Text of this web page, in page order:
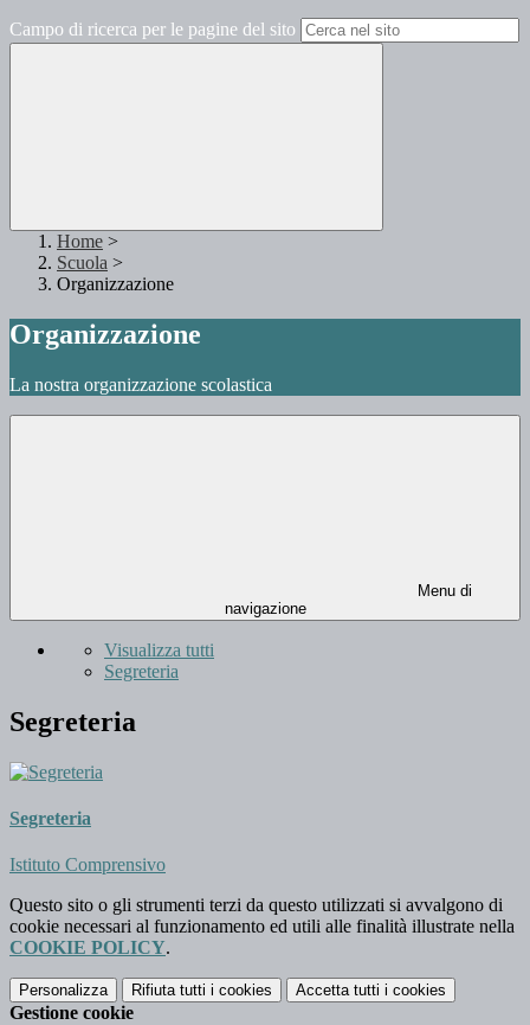
Campo di ricerca per le pagine del sito
Home >
Scuola >
Organizzazione
Organizzazione
La nostra organizzazione scolastica
Menu di
navigazione
Visualizza tutti
Segreteria
Segreteria
Segreteria
Istituto Comprensivo
Questo sito o gli strumenti terzi da questo utilizzati si avvalgono di
cookie necessari al funzionamento ed utili alle finalità illustrate nella
COOKIE POLICY.
Personalizza Rifiuta tutti i cookies Accetta tutti i cookies
Gestione cookie